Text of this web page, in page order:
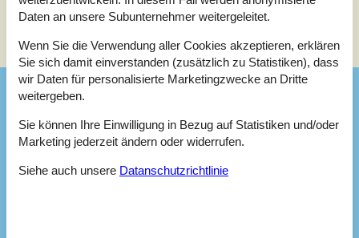
Siehe Häuser nebenan
Sonnenstand über dem gewählten Objekt 😎
Ausstattung
Aktivitäten
Daten an unsere Subunternehmer weitergeleitet.
Wenn Sie die Verwendung aller Cookies akzeptieren, erklären
Sie sich damit einverstanden (zusätzlich zu Statistiken), dass
wir Daten für personalisierte Marketingzwecke an Dritte
weitergeben.
Sie können Ihre Einwilligung in Bezug auf Statistiken und/oder
Marketing jederzeit ändern oder widerrufen.
Siehe auch unsere Datanschutzrichtlinie